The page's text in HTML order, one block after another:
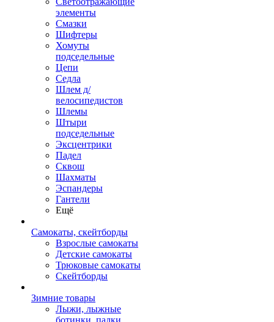
элементы
Смазки
Шифтеры
Хомуты
подседельные
Цепи
Седла
Шлем д/
велосипедистов
Шлемы
Штыри
подседельные
Эксцентрики
Падел
Сквош
Шахматы
Эспандеры
Гантели
Ещё
Самокаты, скейтборды
Взрослые самокаты
Детские самокаты
Трюковые самокаты
Скейтборды
Зимние товары
Лыжи, лыжные
ботинки, палки